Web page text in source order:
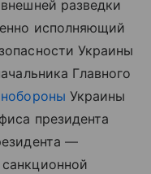
разведки
исполняющий
Украины
Главного
Украины
президента
—